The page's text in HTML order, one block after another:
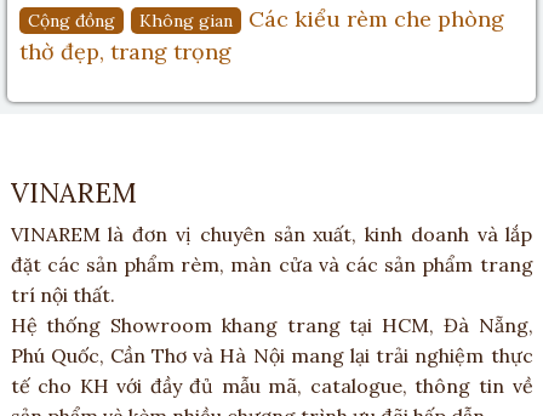
Cộng đồng Không gian
Các kiểu rèm che phòng
thờ đẹp, trang trọng
VINAREM
VINAREM là đơn vị chuyên sản xuất, kinh doanh và lắp
đặt các sản phẩm rèm, màn cửa và các sản phẩm trang
trí nội thất.
Hệ thống Showroom khang trang tại HCM, Đà Nẵng,
Phú Quốc, Cần Thơ và Hà Nội mang lại trải nghiệm thực
tế cho KH với đầy đủ mẫu mã, catalogue, thông tin về